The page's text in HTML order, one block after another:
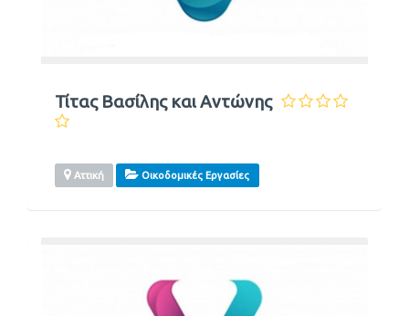
Τίτας Βασίλης και Αντώνης
Αττική Οικοδομικές Εργασίες